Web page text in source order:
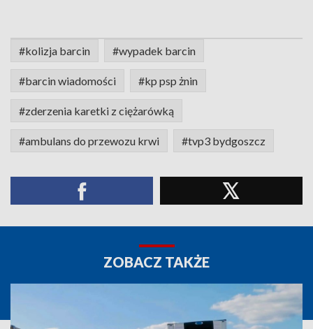
#kolizja barcin #wypadek barcin
#barcin wiadomości #kp psp żnin
#zderzenia karetki z ciężarówką
#ambulans do przewozu krwi #tvp3 bydgoszcz
ZOBACZ TAKŻE